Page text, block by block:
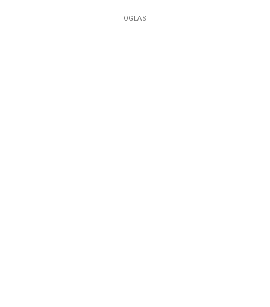
OGLAS